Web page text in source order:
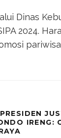
Dinas
2024.